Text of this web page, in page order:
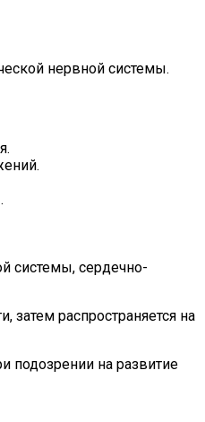
нервной системы.
системы, сердечно-
затем распространяется на
подозрении на развитие